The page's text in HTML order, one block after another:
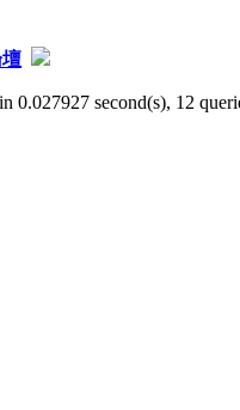
0.027927 second(s), 12